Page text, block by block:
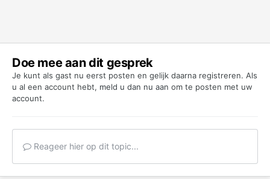
Doe mee aan dit gesprek
Je kunt als gast nu eerst posten en gelijk daarna registreren. Als
u al een account hebt, meld u dan nu aan om te posten met uw
account.
Reageer hier op dit topic...